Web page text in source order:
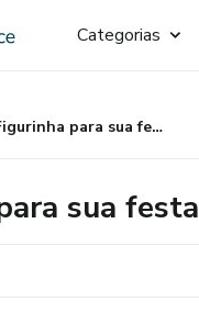
Categorias
Figurinha para sua festa
sua festa